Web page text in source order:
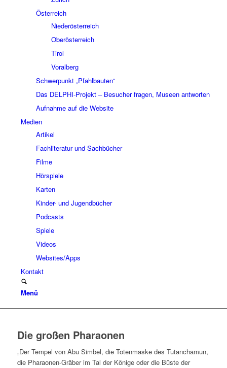
Österreich
Niederösterreich
Oberösterreich
Tirol
Voralberg
Schwerpunkt „Pfahlbauten“
Das DELPHI-Projekt – Besucher fragen, Museen antworten
Aufnahme auf die Website
Medien
Artikel
Fachliteratur und Sachbücher
Filme
Hörspiele
Karten
Kinder- und Jugendbücher
Podcasts
Spiele
Videos
Websites/Apps
Kontakt
Menü
Die großen Pharaonen
„Der Tempel von Abu Simbel, die Totenmaske des Tutanchamun,
die Pharaonen-Gräber im Tal der Könige oder die Büste der